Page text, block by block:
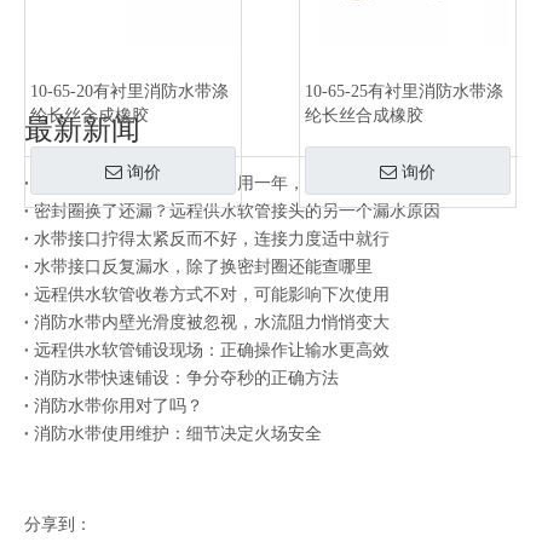
10-65-20有衬里消防水带涤
纶长丝合成橡胶
询价
10-65-25有衬里消防水带涤
纶长丝合成橡胶
询价
最新新闻
同一批水带有的用三年有的用一年，差别在存放方式
密封圈换了还漏？远程供水软管接头的另一个漏水原因
水带接口拧得太紧反而不好，连接力度适中就行
水带接口反复漏水，除了换密封圈还能查哪里
远程供水软管收卷方式不对，可能影响下次使用
消防水带内壁光滑度被忽视，水流阻力悄悄变大
远程供水软管铺设现场：正确操作让输水更高效
消防水带快速铺设：争分夺秒的正确方法
消防水带你用对了吗？
消防水带使用维护：细节决定火场安全
分享到：